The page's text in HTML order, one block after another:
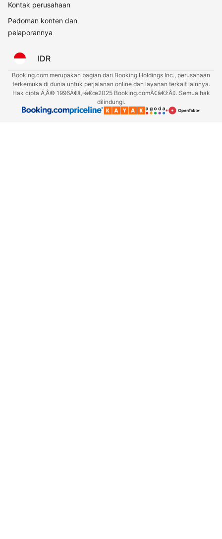
Kontak perusahaan
Pedoman konten dan
pelaporannya
IDR
Booking.com merupakan bagian dari Booking Holdings Inc., perusahaan
terkemuka di dunia untuk perjalanan online dan layanan terkait lainnya.
Hak cipta Ã‚Â© 1996Ã¢â‚¬â€œ2025 Booking.comÃ¢â€žÂ¢. Semua hak
dilindungi.